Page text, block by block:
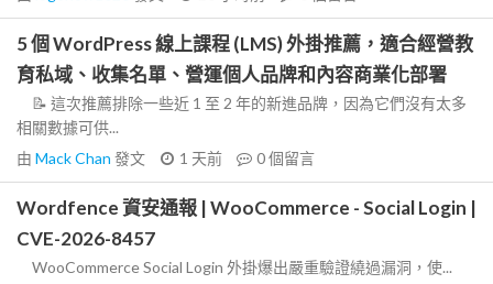
5 個 WordPress 線上課程 (LMS) 外掛推薦，適合經營教
育私域、收集名單、營運個人品牌和內容商業化部署
📝 這次推薦排除一些近 1 至 2 年的新進品牌，因為它們沒有太多
相關數據可供...
由 Mack Chan 發文 1 天前 0個留言
Wordfence 資安通報 | WooCommerce - Social Login |
CVE-2026-8457
WooCommerce Social Login 外掛爆出嚴重驗證繞過漏洞，使...